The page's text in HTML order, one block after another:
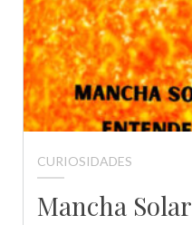
CURIOSIDADES
Mancha Solar